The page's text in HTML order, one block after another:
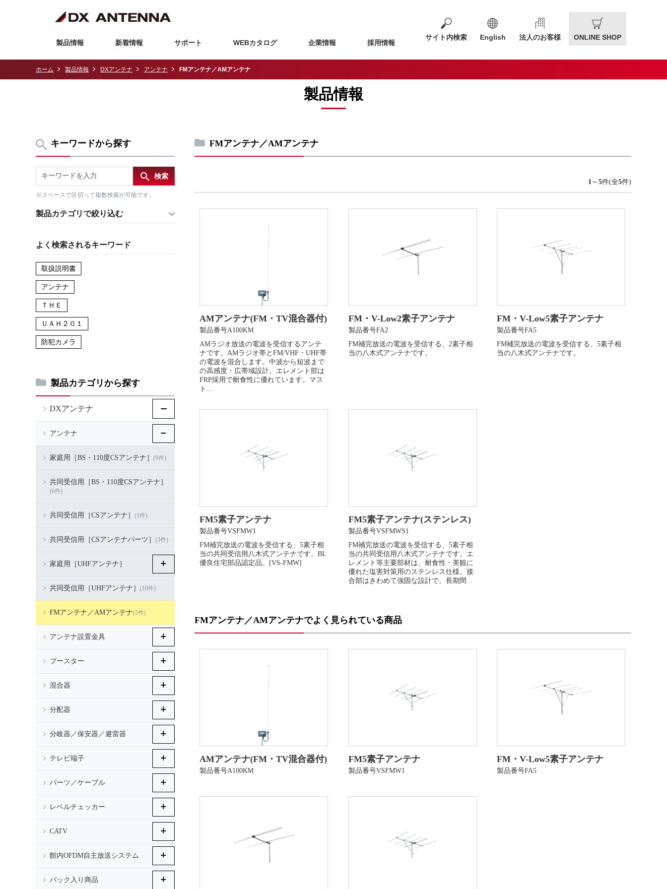
製品情報 新着情報 サポート WEBカタログ 企業情報 採用情報
サイト内検索 English 法人のお客様 ONLINE SHOP
ホーム 製品情報 DXアンテナ アンテナ FMアンテナ／AMアンテナ
製品情報
キーワードから探す
※スペースで区切って複数検索が可能です。
製品カテゴリで絞り込む
よく検索されるキーワード
取扱説明書
アンテナ
ＴＨＥ
ＵＡＨ２０１
防犯カメラ
製品カテゴリから探す
DXアンテナ
アンテナ
家庭用［BS・110度CSアンテナ］ (9件)
共同受信用［BS・110度CSアンテナ］
(6件)
共同受信用［CSアンテナ］ (1件)
共同受信用［CSアンテナパーツ］ (3件)
家庭用［UHFアンテナ］
共同受信用［UHFアンテナ］ (10件)
FMアンテナ／AMアンテナ(5件)
アンテナ設置金具
ブースター
混合器
分配器
分岐器／保安器／避雷器
テレビ端子
パーツ／ケーブル
レベルチェッカー
CATV
館内OFDM自主放送システム
パック入り商品
FMアンテナ／AMアンテナ
1 ～ 5件(全5件)
AMアンテナ(FM・TV混合器付)
製品番号A100KM
AMラジオ放送の電波を受信するアンテ
ナです。AMラジオ帯とFM/VHF・UHF帯
の電波を混合します。中波から短波まで
の高感度・広帯域設計。エレメント部は
FRP採用で耐食性に優れています。マス
ト...
FM・V-Low2素子アンテナ
製品番号FA2
FM補完放送の電波を受信する、2素子相
当の八木式アンテナです。
FM・V-Low5素子アンテナ
製品番号FA5
FM補完放送の電波を受信する、5素子相
当の八木式アンテナです。
FM5素子アンテナ
製品番号VSFMW1
FM補完放送の電波を受信する、5素子相
当の共同受信用八木式アンテナです。BL
優良住宅部品認定品。[VS-FMW]
FM5素子アンテナ(ステンレス)
製品番号VSFMWS1
FM補完放送の電波を受信する、5素子相
当の共同受信用八木式アンテナです。エ
レメント等主要部材は、耐食性・美観に
優れた塩害対策用のステンレス仕様。接
合部はきわめて強固な設計で、長期間...
FMアンテナ／AMアンテナでよく見られている商品
AMアンテナ(FM・TV混合器付)
製品番号A100KM
FM5素子アンテナ
製品番号VSFMW1
FM・V-Low5素子アンテナ
製品番号FA5